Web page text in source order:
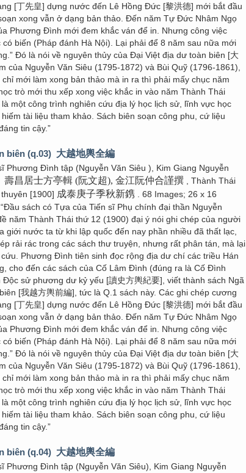
[丁先皇] dựng nước đến Lê Hồng Đức [黎洪德] mới bắt đầu
xong vẫn ở dạng bản thảo. Đến năm Tự Đức Nhâm Ngọ
Phương Đình mới đem khắc ván để in. Nhưng công việc
biến (Pháp đánh Hà Nội). Lại phải để 8 năm sau nữa mới
Đó là nói về nguyên thủy của Đại Việt địa dư toàn biên [大
của Nguyễn Văn Siêu (1795-1872) và Bùi Quỹ (1796-1861),
mới làm xong bản thảo mà in ra thì phải mấy chục năm
trò mới thu xếp xong việc khắc in vào năm Thành Thái
một công trình nghiên cứu địa lý học lịch sử, lĩnh vực học
tài liệu tham khảo. Sách biên soạn công phu, cứ liệu
tin cậy.”
biên (q.03) 大越地輿全編
Phương Đình tập (Nguyễn Văn Siêu ), Kim Giang Nguyễn
壽昌居士方亭輯 (阮文超), 金江阮仲合謹撰 , Thành Thái
[1900] 成泰庚子季秋新鎸 . 68 Images; 26 x 16
sách có Tựa của Tiến sĩ Phụ chính đại thần Nguyễn
năm Thành Thái thứ 12 (1900) đại ý nói ghi chép của người
giới nước ta từ khi lập quốc đến nay phần nhiều đã thất lạc,
rải rác trong các sách thư truyện, nhưng rất phân tán, mà lại
Phương Đình tiên sinh đọc rộng địa dư chí các triều Hán
cho đến các sách của Cố Lâm Đình (đúng ra là Cố Đình
Độc sử phương dư kỷ yếu [讀史方輿紀要], viết thành sách Ngã
[我越方輿前編], tức là Q.1 sách này. Các ghi chép cương
[丁先皇] dựng nước đến Lê Hồng Đức [黎洪德] mới bắt đầu
xong vẫn ở dạng bản thảo. Đến năm Tự Đức Nhâm Ngọ
Phương Đình mới đem khắc ván để in. Nhưng công việc
biến (Pháp đánh Hà Nội). Lại phải để 8 năm sau nữa mới
Đó là nói về nguyên thủy của Đại Việt địa dư toàn biên [大
của Nguyễn Văn Siêu (1795-1872) và Bùi Quỹ (1796-1861),
mới làm xong bản thảo mà in ra thì phải mấy chục năm
trò mới thu xếp xong việc khắc in vào năm Thành Thái
một công trình nghiên cứu địa lý học lịch sử, lĩnh vực học
tài liệu tham khảo. Sách biên soạn công phu, cứ liệu
tin cậy.”
biên (q.04) 大越地輿全編
Phương Đình tập (Nguyễn Văn Siêu), Kim Giang Nguyễn